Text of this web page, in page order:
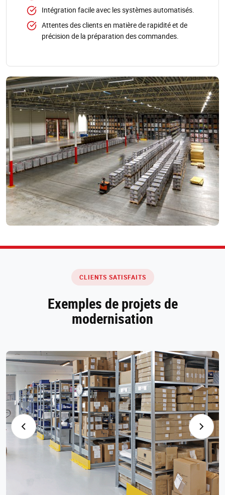
Intégration facile avec les systèmes automatisés.
Attentes des clients en matière de rapidité et de
précision de la préparation des commandes.
CLIENTS SATISFAITS
Exemples de projets de
modernisation